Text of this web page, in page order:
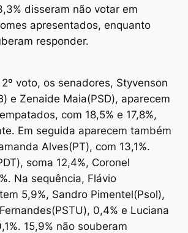
disseram não votar em
apresentados, enquanto
responder.
voto, os senadores, Styvenson
e Zenaide Maia(PSD), aparecem
com 18,5% e 17,8%,
Em seguida aparecem também
Alves(PT), com 13,1%.
soma 12,4%, Coronel
Na sequência, Flávio
5,9%, Sandro Pimentel(Psol),
0,4% e Luciana
15,9% não souberam